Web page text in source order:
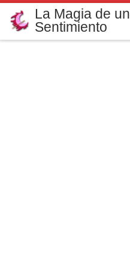
Saltar al contenido
La Magia de un
Sentimiento